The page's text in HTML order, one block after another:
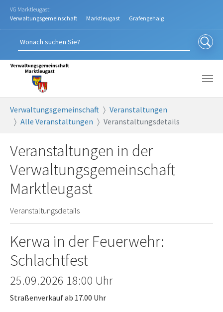
Zum Hauptinhalt springen
VG Marktleugast:
Verwaltungsgemeinschaft
Marktleugast Grafengehaig
Verwaltungsgemeinschaft
Veranstaltungen
Alle Veranstaltungen
Veranstaltungsdetails
Veranstaltungen in der
Verwaltungsgemeinschaft
Marktleugast
Veranstaltungsdetails
Kerwa in der Feuerwehr:
Schlachtfest
25.09.2026 18:00 UhrOffenes Ende
Straßenverkauf ab 17.00 Uhr